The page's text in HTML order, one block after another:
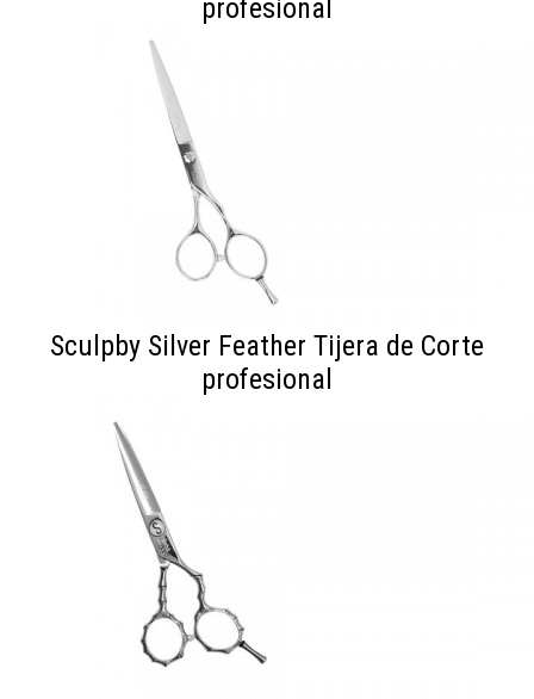
profesional
Sculpby Silver Feather Tijera de Corte
profesional